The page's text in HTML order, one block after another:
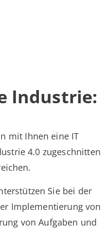
Industrie:
mit Ihnen eine IT
4.0 zugeschnitten
Sie bei der
Implementierung von
von Aufgaben und